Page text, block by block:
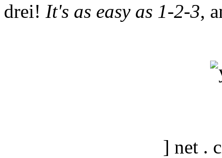
drei! It's as easy as 1-2-3,
] net .